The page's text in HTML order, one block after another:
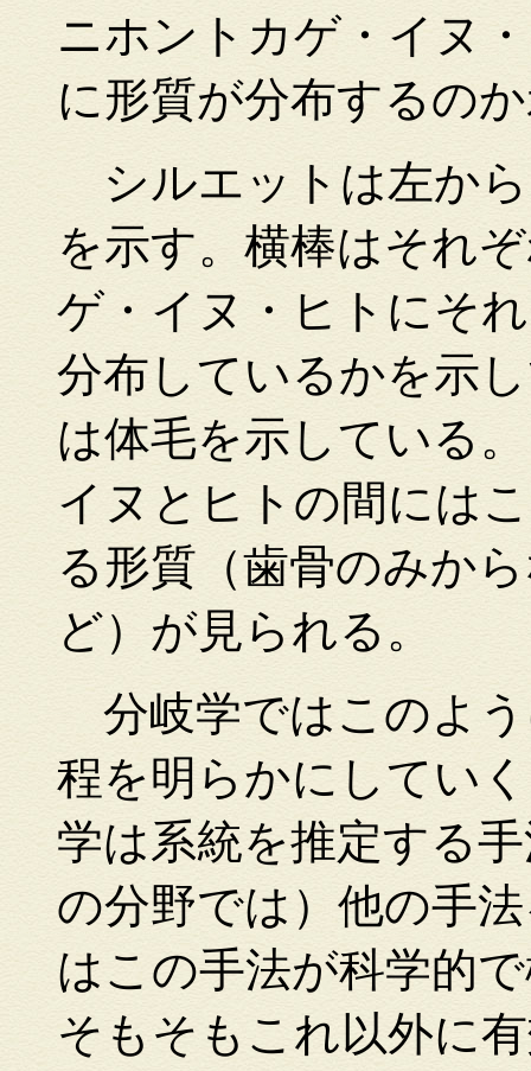
ニホントカゲ・イヌ
に形質が分布するの
シルエットは左か
を示す。横棒はそれ
ゲ・イヌ・ヒトにそ
分布しているかを示
は体毛を示している
イヌとヒトの間には
る形質（歯骨のみか
ど）が見られる。
分岐学ではこのよ
程を明らかにしてい
学は系統を推定する
の分野では）他の手
はこの手法が科学的
そもそもこれ以外に